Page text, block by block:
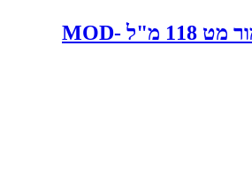
מוד פודג' גימור מט 118 מ"ל MOD-